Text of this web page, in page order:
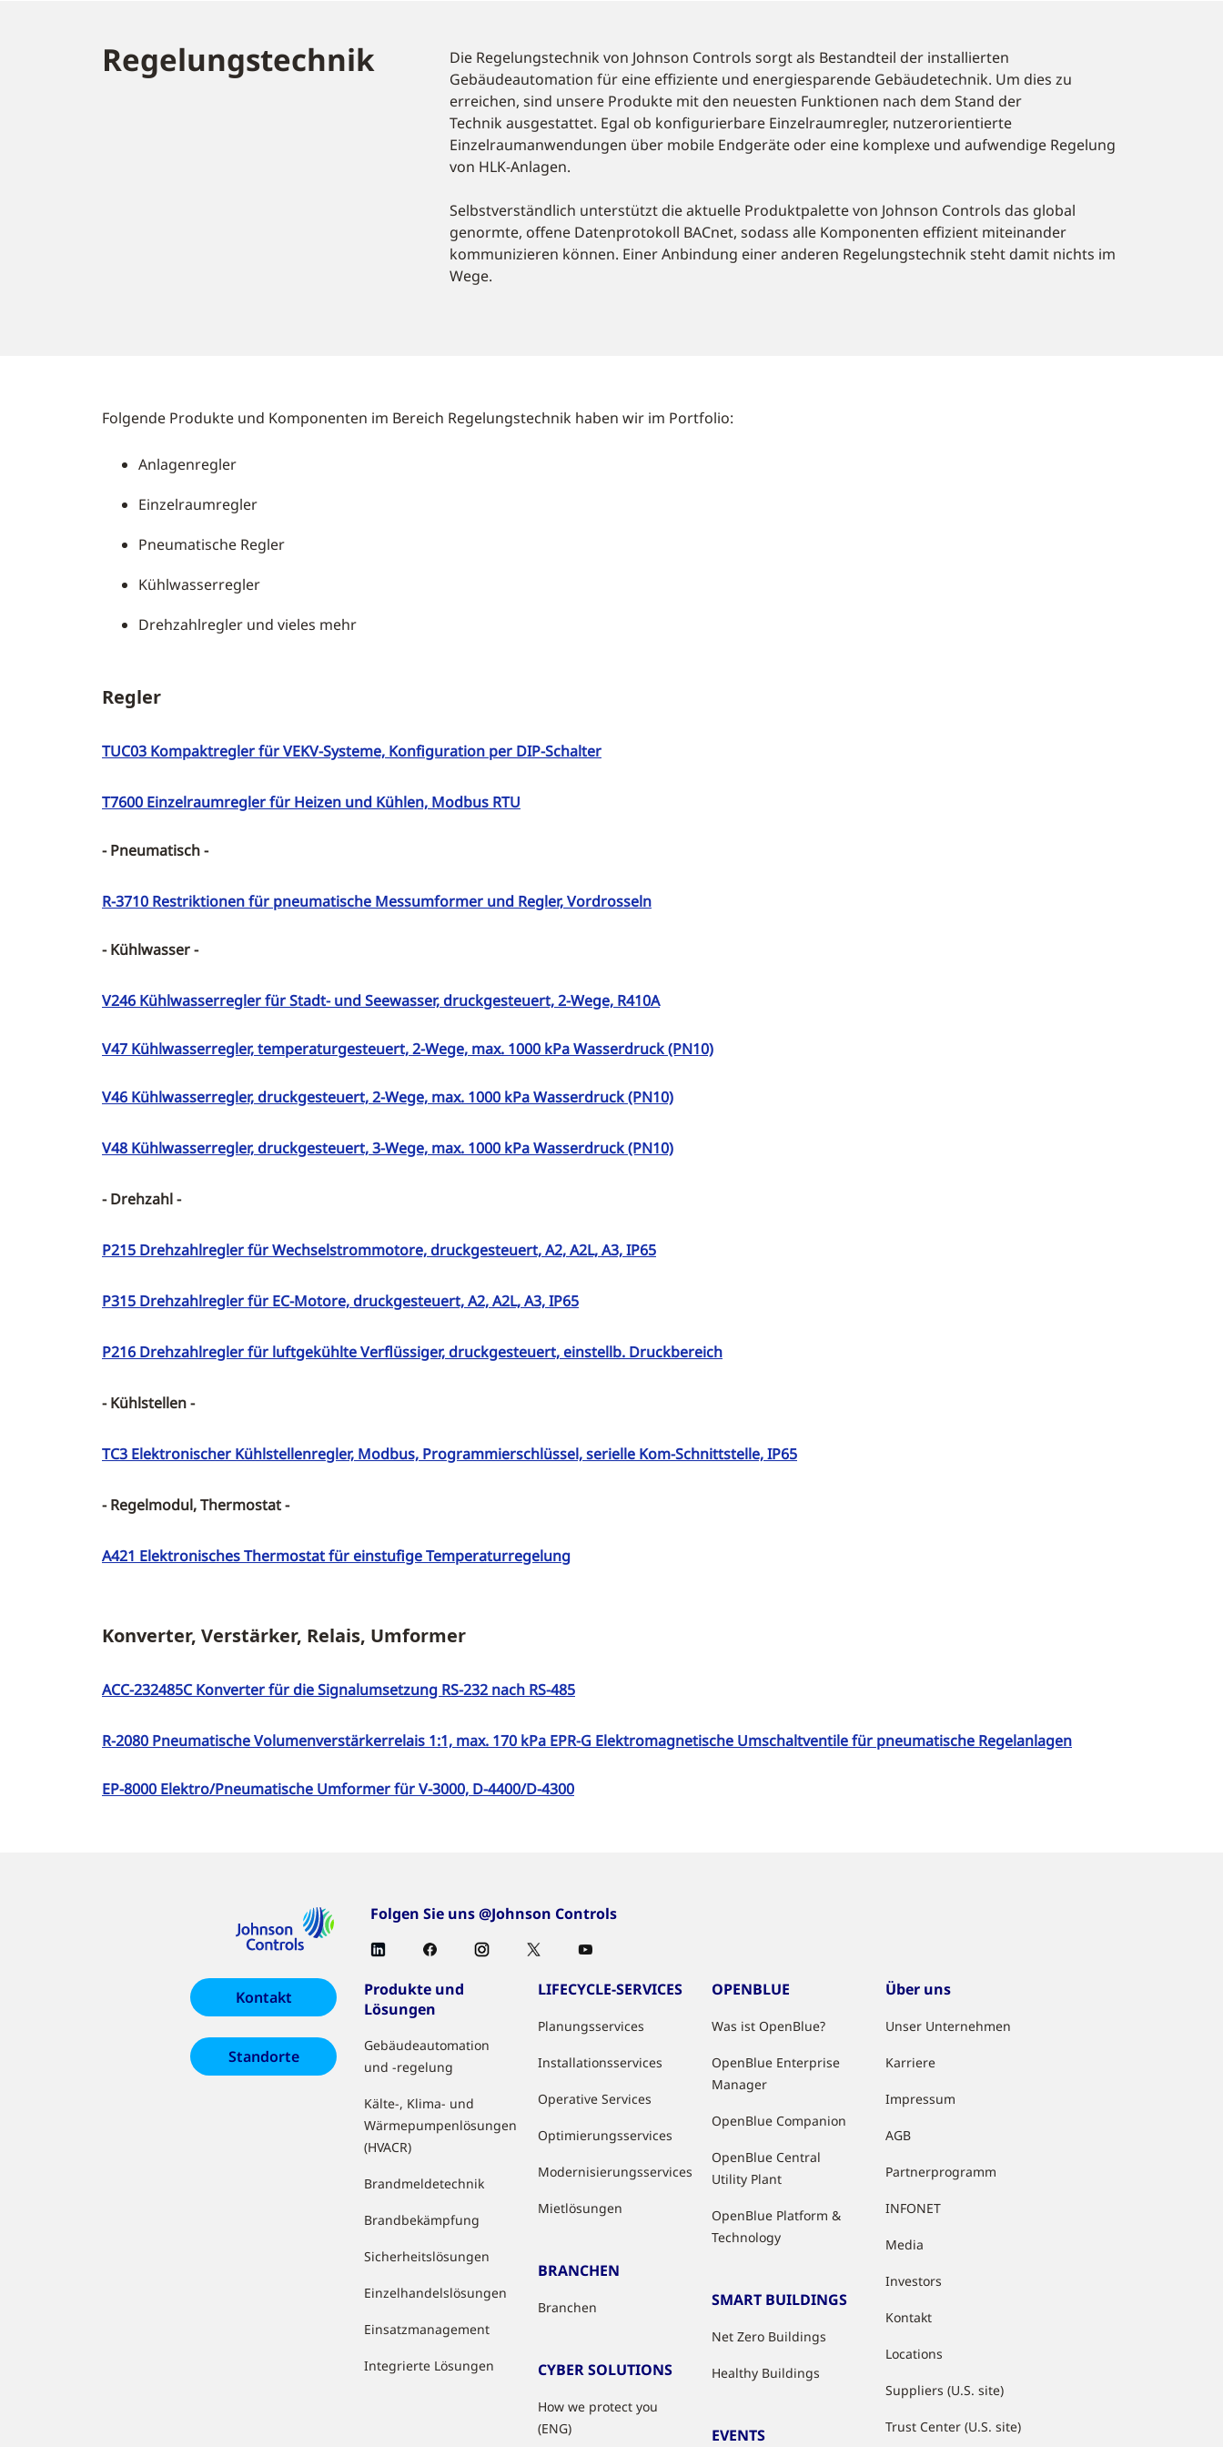
Regelungstechnik
Die Regelungstechnik von Johnson Controls sorgt als Bestandteil der installierten
Gebäudeautomation für eine effiziente und energiesparende Gebäudetechnik. Um dies zu
erreichen, sind unsere Produkte mit den neuesten Funktionen nach dem Stand der
Technik ausgestattet. Egal ob konfigurierbare Einzelraumregler, nutzerorientierte
Einzelraumanwendungen über mobile Endgeräte oder eine komplexe und aufwendige Regelung
von HLK-Anlagen.
Selbstverständlich unterstützt die aktuelle Produktpalette von Johnson Controls das global
genormte, offene Datenprotokoll BACnet, sodass alle Komponenten effizient miteinander
kommunizieren können. Einer Anbindung einer anderen Regelungstechnik steht damit nichts im
Wege.
Folgende Produkte und Komponenten im Bereich Regelungstechnik haben wir im Portfolio:
Anlagenregler
Einzelraumregler
Pneumatische Regler
Kühlwasserregler
Drehzahlregler und vieles mehr
Regler
TUC03 Kompaktregler für VEKV-Systeme, Konfiguration per DIP-Schalter
T7600 Einzelraumregler für Heizen und Kühlen, Modbus RTU
- Pneumatisch -
R-3710 Restriktionen für pneumatische Messumformer und Regler, Vordrosseln
- Kühlwasser -
V246 Kühlwasserregler für Stadt- und Seewasser, druckgesteuert, 2-Wege, R410A
V47 Kühlwasserregler, temperaturgesteuert, 2-Wege, max. 1000 kPa Wasserdruck (PN10)
V46 Kühlwasserregler, druckgesteuert, 2-Wege, max. 1000 kPa Wasserdruck (PN10)
V48 Kühlwasserregler, druckgesteuert, 3-Wege, max. 1000 kPa Wasserdruck (PN10)
- Drehzahl -
P215 Drehzahlregler für Wechselstrommotore, druckgesteuert, A2, A2L, A3, IP65
P315 Drehzahlregler für EC-Motore, druckgesteuert, A2, A2L, A3, IP65
P216 Drehzahlregler für luftgekühlte Verflüssiger, druckgesteuert, einstellb. Druckbereich
- Kühlstellen -
TC3 Elektronischer Kühlstellenregler, Modbus, Programmierschlüssel, serielle Kom-Schnittstelle, IP65
- Regelmodul, Thermostat -
A421 Elektronisches Thermostat für einstufige Temperaturregelung
Konverter, Verstärker, Relais, Umformer
ACC-232485C Konverter für die Signalumsetzung RS-232 nach RS-485
R-2080 Pneumatische Volumenverstärkerrelais 1:1, max. 170 kPa EPR-G Elektromagnetische Umschaltventile für pneumatische Regelanlagen
EP-8000 Elektro/Pneumatische Umformer für V-3000, D-4400/D-4300
Folgen Sie uns @Johnson Controls
Kontakt
Standorte
Produkte und
Lösungen
Gebäudeautomation
und -regelung
Kälte-, Klima- und
Wärmepumpenlösungen
(HVACR)
Brandmeldetechnik
Brandbekämpfung
Sicherheitslösungen
Einzelhandelslösungen
Einsatzmanagement
Integrierte Lösungen
LIFECYCLE-SERVICES
Planungsservices
Installationsservices
Operative Services
Optimierungsservices
Modernisierungsservices
Mietlösungen
BRANCHEN
Branchen
CYBER SOLUTIONS
How we protect you
(ENG)
OPENBLUE
Was ist OpenBlue?
OpenBlue Enterprise
Manager
OpenBlue Companion
OpenBlue Central
Utility Plant
OpenBlue Platform &
Technology
SMART BUILDINGS
Net Zero Buildings
Healthy Buildings
EVENTS
Über uns
Unser Unternehmen
Karriere
Impressum
AGB
Partnerprogramm
INFONET
Media
Investors
Kontakt
Locations
Suppliers (U.S. site)
Trust Center (U.S. site)